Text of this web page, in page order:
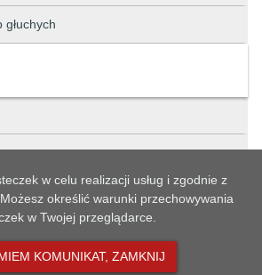
w celu realizacji usług i zgodnie z
określić warunki przechowywania
w Twojej przeglądarce.
KOMUNIKAT, ZAMKNIJ